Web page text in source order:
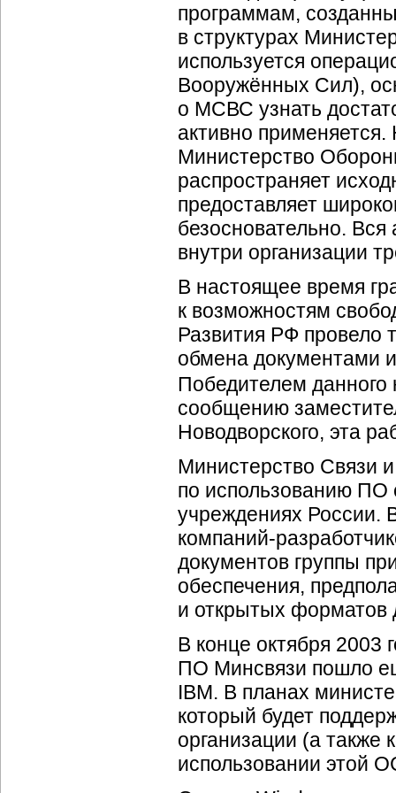
программам,
в структурах
используется
Вооружённых Сил),
о МСВС узнать
активно
Министерство
распространяет
предоставляет
безосновательно.
внутри организации
В настоящее время
к возможностям
Развития РФ провело
обмена документами
Победителем данного
сообщению
Новодворского, эта
Министерство Связи
по использованию ПО
учреждениях России.
компаний-
документов группы
обеспечения,
и открытых форматов
В конце октября 2003
ПО Минсвязи пошло
IBM. В планах
который будет
организации (а
использовании этой